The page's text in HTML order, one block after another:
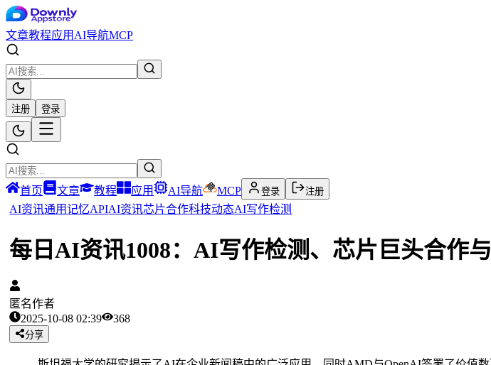
文章教程应用 AI导航MCP
注册 登录
首页 文章 教程 应用 AI导航 MCP 登录 注册
AI资讯通用记忆APIAI资讯芯片合作科技动态AI写作检测
每日AI资讯1008：AI写作检测、芯片巨头合作
匿名作者
2025-10-08 02:39
368
分享